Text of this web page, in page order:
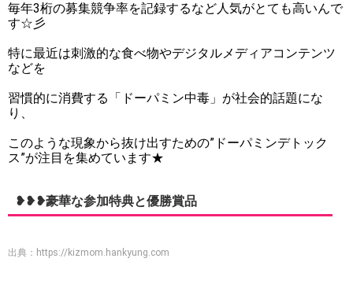
毎年3桁の募集競争率を記録するなど人気がとても高いんで
す☆彡
特に最近は刺激的な食べ物やデジタルメディアコンテンツ
などを
習慣的に消費する「ドーパミン中毒」が社会的話題にな
り、
このような現象から抜け出すための”ドーパミンデトック
ス”が注目を集めています★
❥❥❥豪華な参加特典と優勝賞品
出典： https://kizmom.hankyung.com